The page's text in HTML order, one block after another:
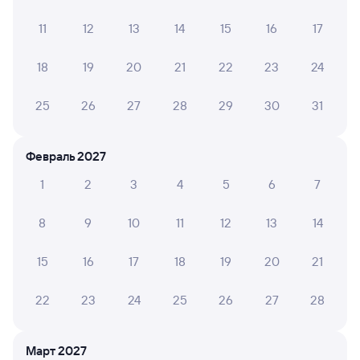
Мы отображаем актуальные отзывы и не удаляем
31 июля 2026 • Поезд 312С
ОЛЬГА Л.
Поездка была отличной. Проводница прелесть. Всё
чистота в вагоне. Очень приятно. Спасибо.
11 12 13 14 15 16 17
18 19 20 21 22 23 24
25 26 27 28 29 30 31
Февраль 2027
1
2 3 4 5 6 7
8 9 10 11 12 13 14
15 16 17 18 19 20 21
22 23 24 25 26 27 28
Март 2027